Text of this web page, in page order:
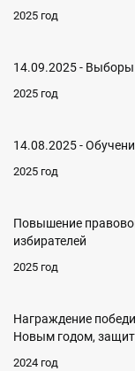
2025 год
14.09.2025 - Выборы
2025 год
14.08.2025 -
2025 год
Повышение
избирателей
2025 год
Награждение
Новым годом,
2024 год